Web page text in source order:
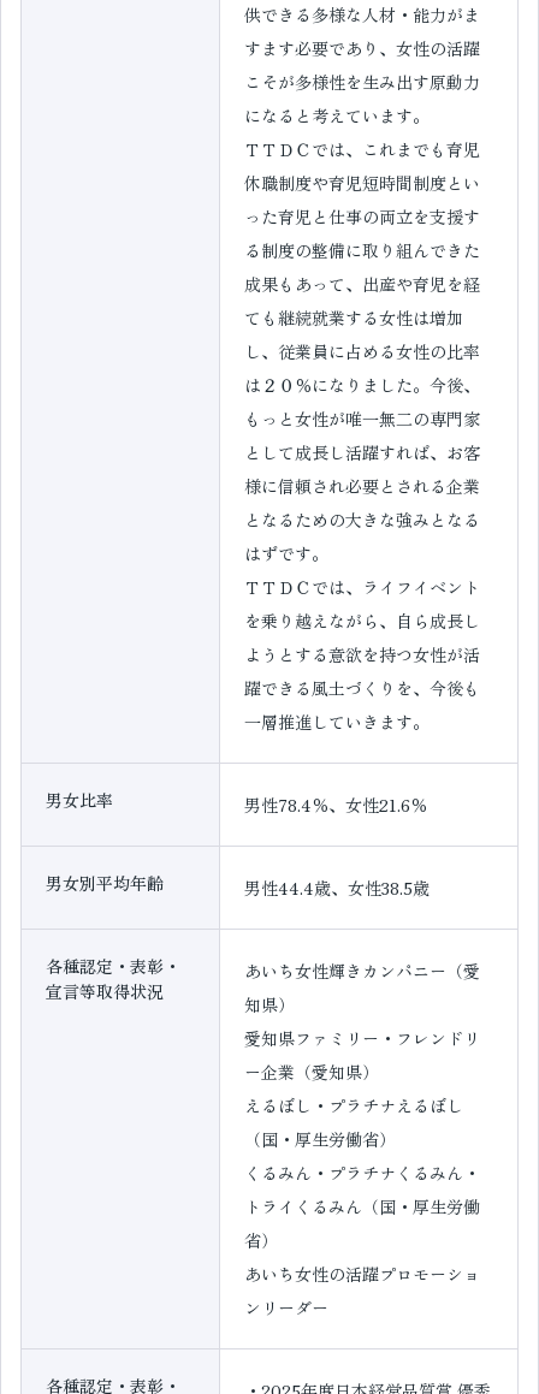
供できる多様な人材・能力がま
すます必要であり、女性の活躍
こそが多様性を生み出す原動力
になると考えています。
ＴＴＤＣでは、これまでも育児
休職制度や育児短時間制度とい
った育児と仕事の両立を支援す
る制度の整備に取り組んできた
成果もあって、出産や育児を経
ても継続就業する女性は増加
し、従業員に占める女性の比率
は２０％になりました。今後、
もっと女性が唯一無二の専門家
として成長し活躍すれば、お客
様に信頼され必要とされる企業
となるための大きな強みとなる
はずです。
ＴＴＤＣでは、ライフイベント
を乗り越えながら、自ら成長し
ようとする意欲を持つ女性が活
躍できる風土づくりを、今後も
一層推進していきます。
男女比率 男性78.4％、女性21.6％
男女別平均年齢 男性44.4歳、女性38.5歳
各種認定・表彰・
宣言等取得状況
あいち女性輝きカンパニー（愛
知県）
愛知県ファミリー・フレンドリ
ー企業（愛知県）
えるぼし・プラチナえるぼし
（国・厚生労働省）
くるみん・プラチナくるみん・
トライくるみん（国・厚生労働
省）
あいち女性の活躍プロモーショ
ンリーダー
各種認定・表彰・